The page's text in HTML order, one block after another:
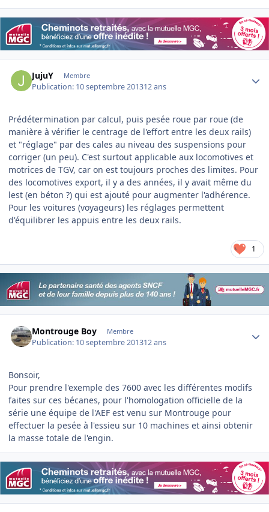
JujuY Membre
Publication: 10 septembre 201312 ans
Prédétermination par calcul, puis pesée roue par roue (de
manière à vérifier le centrage de l'effort entre les deux rails)
et "réglage" par des cales au niveau des suspensions pour
corriger (un peu). C'est surtout applicable aux locomotives et
motrices de TGV, car on est toujours proches des limites. Pour
des locomotives export, il y a des années, il y avait même du
lest (en béton ?) qui est ajouté pour augmenter l'adhérence.
Pour les voitures (voyageurs) les réglages permettent
d'équilibrer les appuis entre les deux rails.
1
Montrouge Boy Membre
Publication: 10 septembre 201312 ans
Bonsoir,
Pour prendre l'exemple des 7600 avec les différentes modifs
faites sur ces bécanes, pour l'homologation officielle de la
série une équipe de l'AEF est venu sur Montrouge pour
effectuer la pesée à l'essieu sur 10 machines et ainsi obtenir
la masse totale de l'engin.